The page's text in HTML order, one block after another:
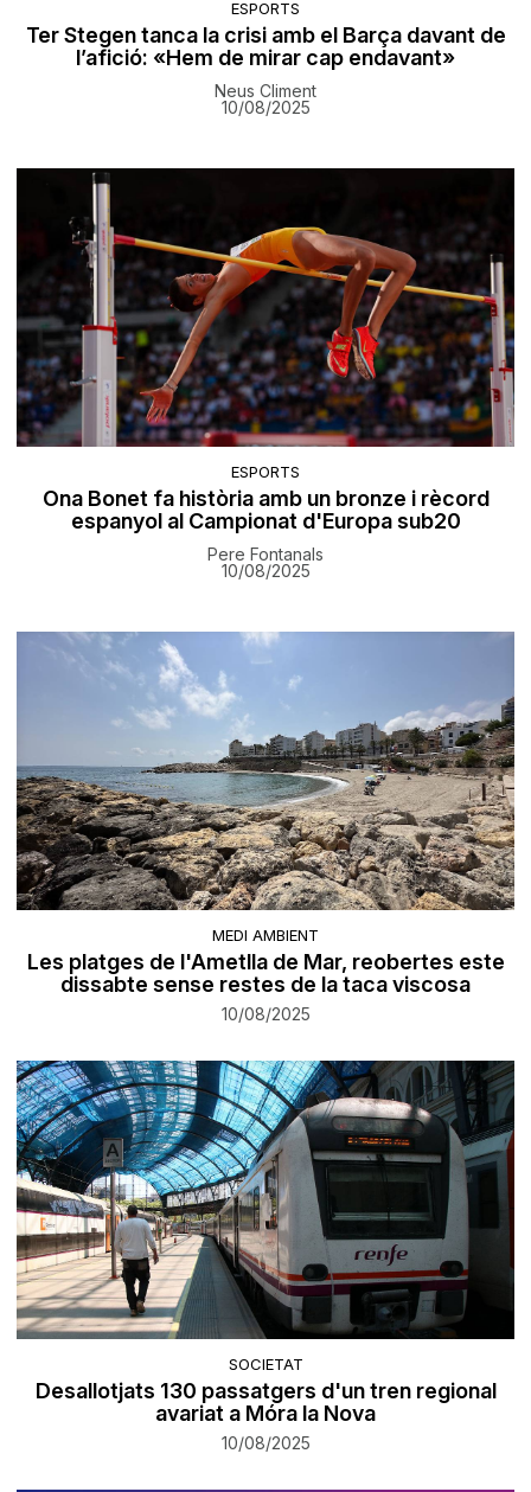
ESPORTS
Ter Stegen tanca la crisi amb el Barça davant de
l’afició: «Hem de mirar cap endavant»
Neus Climent
10/08/2025
ESPORTS
Ona Bonet fa història amb un bronze i rècord
espanyol al Campionat d'Europa sub20
Pere Fontanals
10/08/2025
MEDI AMBIENT
Les platges de l'Ametlla de Mar, reobertes este
dissabte sense restes de la taca viscosa
10/08/2025
SOCIETAT
Desallotjats 130 passatgers d'un tren regional
avariat a Móra la Nova
10/08/2025